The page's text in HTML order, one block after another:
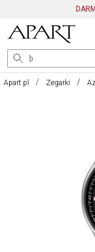
Apart.pl Zegarki